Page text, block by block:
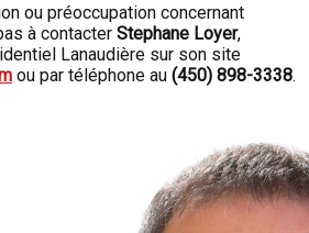
ou préoccupation concernant
à contacter Stephane Loyer,
Lanaudière sur son site
ou par téléphone au (450) 898-3338.